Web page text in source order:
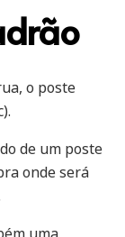
o poste
de um poste
onde será